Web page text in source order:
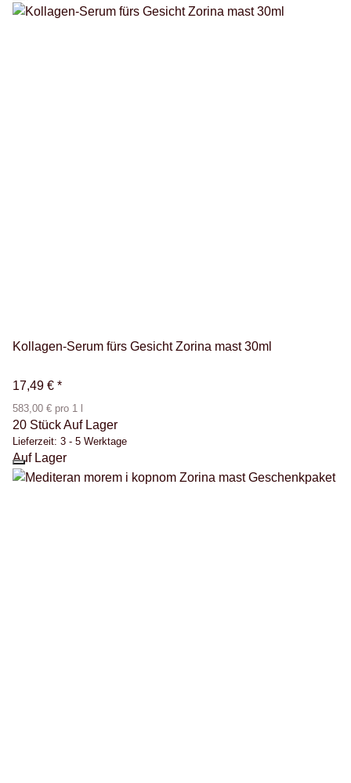
Kollagen-Serum fürs Gesicht Zorina mast 30ml
17,49 € *
583,00 € pro 1 l
20 Stück Auf Lager
Lieferzeit: 3 - 5 Werktage
Auf Lager